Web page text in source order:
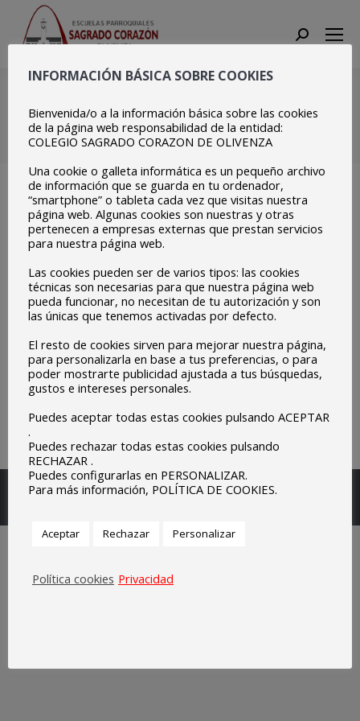
Search:
Copia de
20210205_113148
Estás aquí:
Inicio Copia de 20210205_113148
Escuelas Parroquiales Sagrado Corazón de Olivenza.
INFORMACIÓN BÁSICA SOBRE COOKIES
Bienvenida/o a la información básica sobre las cookies
de la página web responsabilidad de la entidad:
COLEGIO SAGRADO CORAZON DE OLIVENZA
Una cookie o galleta informática es un pequeño archivo
de información que se guarda en tu ordenador,
“smartphone” o tableta cada vez que visitas nuestra
página web. Algunas cookies son nuestras y otras
pertenecen a empresas externas que prestan servicios
para nuestra página web.
Las cookies pueden ser de varios tipos: las cookies
técnicas son necesarias para que nuestra página web
pueda funcionar, no necesitan de tu autorización y son
las únicas que tenemos activadas por defecto.
El resto de cookies sirven para mejorar nuestra página,
para personalizarla en base a tus preferencias, o para
poder mostrarte publicidad ajustada a tus búsquedas,
gustos e intereses personales.
Puedes aceptar todas estas cookies pulsando ACEPTAR
.
Puedes rechazar todas estas cookies pulsando
RECHAZAR .
Puedes configurarlas en PERSONALIZAR.
Para más información, POLÍTICA DE COOKIES.
Aceptar Rechazar Personalizar
Política cookies Privacidad